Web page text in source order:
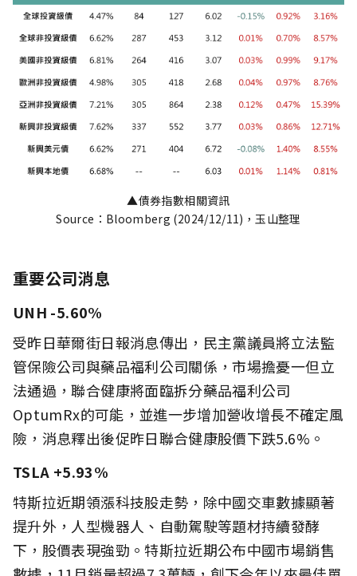
▲債券指數相關資訊
Source：Bloomberg (2024/12/11)，玉山整理
重要公司消息
UNH -5.60%
受昨日華爾街日報消息傳出，民主黨議員將立法監
管保險公司與藥品福利公司關係，市場擔憂一但立
法通過，聯合健康將面臨拆分藥品福利公司
OptumRx的可能，並進一步增加營收增長不確定風
險，消息釋出後促昨日聯合健康股價下跌5.6%。
TSLA +5.93%
特斯拉近期領漲科技股走勢，除中國交車數據顯著
提升外，人型機器人、自動駕駛等題材持續發酵
下，股價表現強勁。特斯拉近期公布中國市場銷售